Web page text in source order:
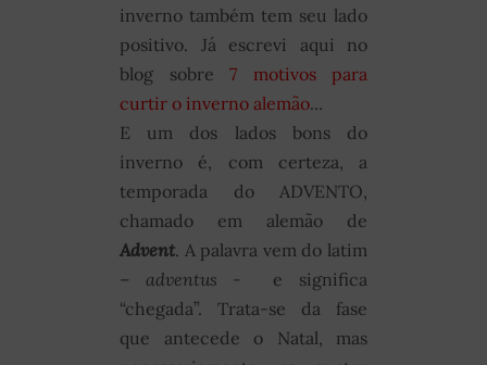
inverno também tem seu lado
positivo. Já escrevi aqui no
blog sobre 7 motivos para
curtir o inverno alemão...
E um dos lados bons do
inverno é, com certeza, a
temporada do ADVENTO,
chamado em alemão de
Advent. A palavra vem do latim
– adventus -
e significa
“chegada”. Trata-se da fase
que antecede o Natal, mas